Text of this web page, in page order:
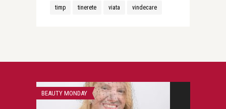
timp tinerete viata vindecare
BEAUTY MONDAY